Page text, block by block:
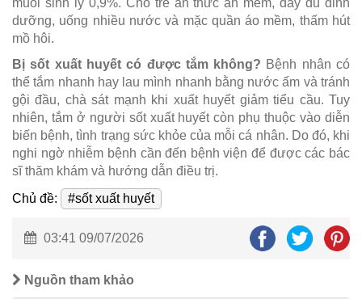
muối sinh lý 0,9%. Cho trẻ ăn thức ăn mềm, đầy đủ dinh
dưỡng, uống nhiều nước và mặc quần áo mềm, thấm hút
mồ hôi.
Bị sốt xuất huyết có được tắm không? Bệnh nhân có
thể tắm nhanh hay lau mình nhanh bằng nước ấm và tránh
gội đầu, chà sát mạnh khi xuất huyết giảm tiểu cầu. Tuy
nhiên, tắm ở người sốt xuất huyết còn phụ thuộc vào diễn
biến bệnh, tình trạng sức khỏe của mỗi cá nhân. Do đó, khi
nghi ngờ nhiễm bệnh cần đến bệnh viện để được các bác
sĩ thăm khám và hướng dẫn điều trị.
Chủ đề:
#sốt xuất huyết
03:41 09/07/2026
Nguồn tham khảo